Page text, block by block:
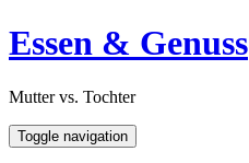
Skip
to
Open
Sidebar
Essen & Genuss
Mutter vs. Tochter
Toggle navigation